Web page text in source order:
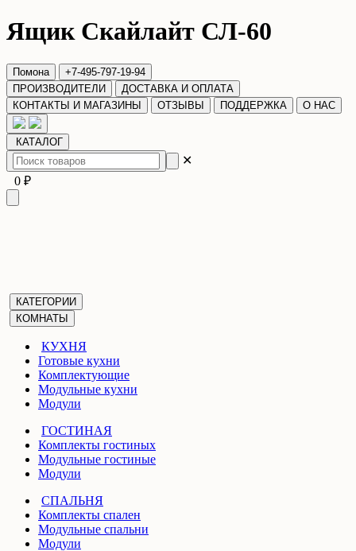
Ящик Скайлайт СЛ-60
Помона
+7-495-797-19-94
ПРОИЗВОДИТЕЛИ
ДОСТАВКА И ОПЛАТА
КОНТАКТЫ И МАГАЗИНЫ
ОТЗЫВЫ ПОДДЕРЖКА О НАС
КАТАЛОГ
✕
0 ₽
КАТЕГОРИИ
КОМНАТЫ
КУХНЯ
Готовые кухни
Комплектующие
Модульные кухни
Модули
ГОСТИНАЯ
Комплекты гостиных
Модульные гостиные
Модули
СПАЛЬНЯ
Комплекты спален
Модульные спальни
Модули